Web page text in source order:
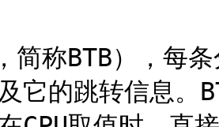
它的跳转信息。